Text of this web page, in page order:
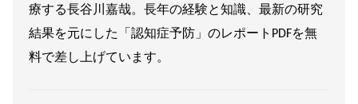
療する長谷川嘉哉。長年の経験と知識、最新の研究
結果を元にした「認知症予防」のレポートPDFを無
料で差し上げています。